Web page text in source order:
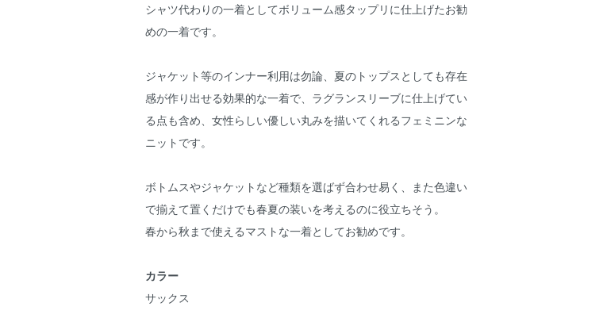
シャツ代わりの一着としてボリューム感タップリに仕上げたお勧
めの一着です。
ジャケット等のインナー利用は勿論、夏のトップスとしても存在
感が作り出せる効果的な一着で、ラグランスリーブに仕上げてい
る点も含め、女性らしい優しい丸みを描いてくれるフェミニンな
ニットです。
ボトムスやジャケットなど種類を選ばず合わせ易く、また色違い
で揃えて置くだけでも春夏の装いを考えるのに役立ちそう。
春から秋まで使えるマストな一着としてお勧めです。
カラー
サックス